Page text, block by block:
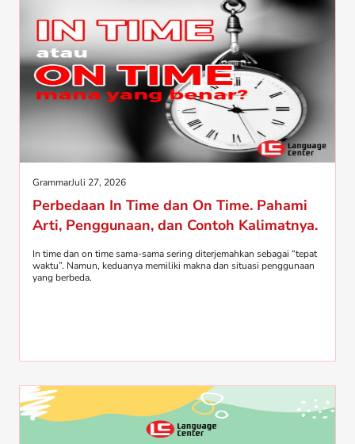
GrammarJuli 27, 2026
Perbedaan In Time dan On Time. Pahami
Arti, Penggunaan, dan Contoh Kalimatnya.
In time dan on time sama-sama sering diterjemahkan sebagai “tepat
waktu”. Namun, keduanya memiliki makna dan situasi penggunaan
yang berbeda.